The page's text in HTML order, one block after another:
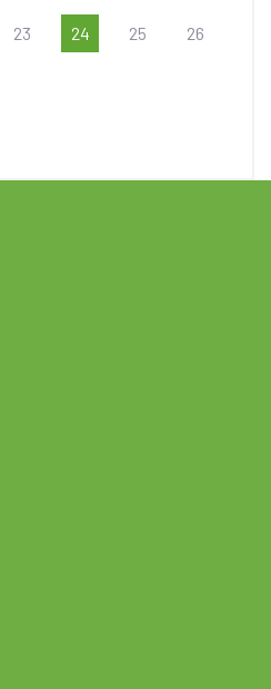
23 24 25 26